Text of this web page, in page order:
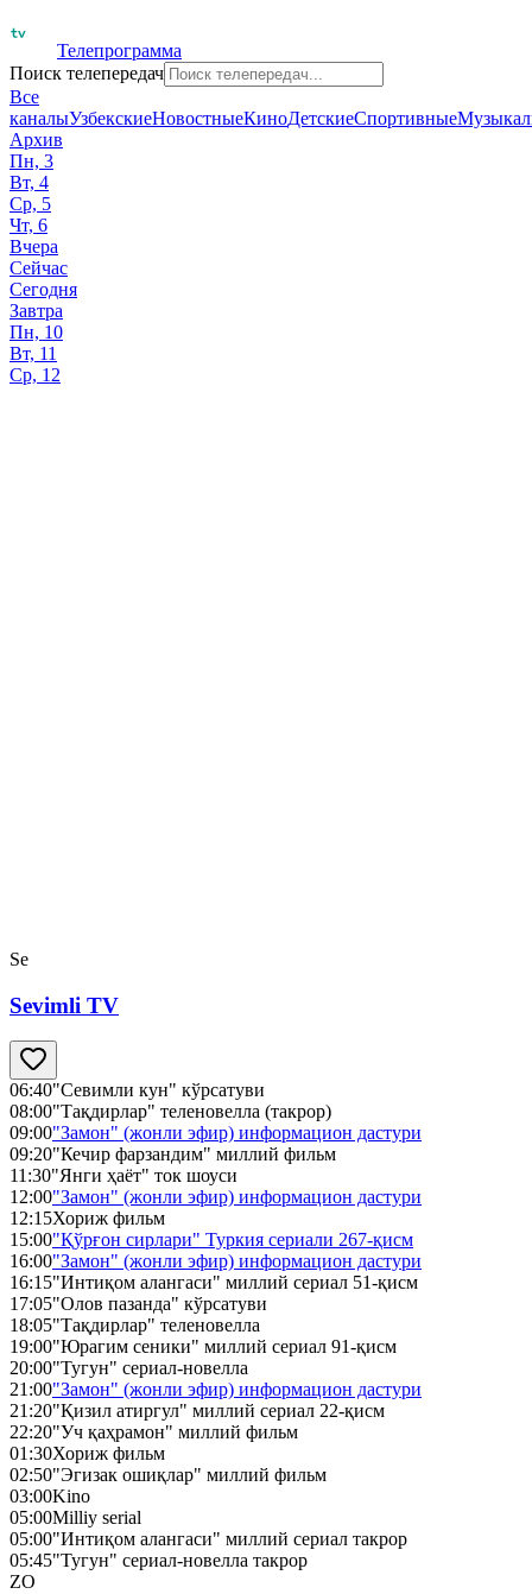
Телепрограмма
Поиск телепередач
Все
каналыУзбекскиеНовостныеКиноДетскиеСпортивные
Архив
Пн, 3
Вт, 4
Ср, 5
Чт, 6
Вчера
Сейчас
Сегодня
Завтра
Пн, 10
Вт, 11
Ср, 12
Se
Sevimli TV
06:40"Севимли кун" кўрсатуви
08:00"Тақдирлар" теленовелла (такрор)
09:00"Замон" (жонли эфир) информацион дастури
09:20"Кечир фарзандим" миллий фильм
11:30"Янги ҳаёт" ток шоуси
12:00"Замон" (жонли эфир) информацион дастури
12:15Хориж фильм
15:00"Қўрғон сирлари" Туркия сериали 267-қисм
16:00"Замон" (жонли эфир) информацион дастури
16:15"Интиқом алангаси" миллий сериал 51-қисм
17:05"Олов пазанда" кўрсатуви
18:05"Тақдирлар" теленовелла
19:00"Юрагим сеники" миллий сериал 91-қисм
20:00"Тугун" сериал-новелла
21:00"Замон" (жонли эфир) информацион дастури
21:20"Қизил атиргул" миллий сериал 22-қисм
22:20"Уч қаҳрамон" миллий фильм
01:30Хориж фильм
02:50"Эгизак ошиқлар" миллий фильм
03:00Kino
05:00Milliy serial
05:00"Интиқом алангаси" миллий сериал такрор
05:45"Тугун" сериал-новелла такрор
ZO